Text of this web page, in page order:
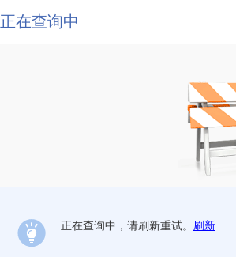
正在查询中
正在查询中，请刷新重试。 刷新